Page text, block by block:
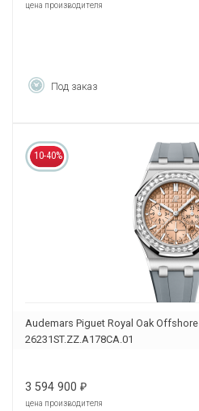
цена производителя
Под заказ
10-40%
Audemars Piguet Royal Oak
26231ST.ZZ.A178CA.01
3 594 900 ₽
цена производителя